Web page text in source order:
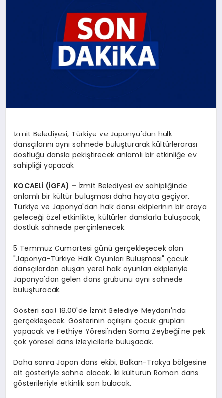
İzmit Belediyesi, Türkiye ve Japonya'dan halk
dansçılarını aynı sahnede buluşturarak kültürlerarası
dostluğu dansla pekiştirecek anlamlı bir etkinliğe ev
sahipliği yapacak
KOCAELİ (İGFA) – İzmit Belediyesi ev sahipliğinde
anlamlı bir kültür buluşması daha hayata geçiyor.
Türkiye ve Japonya'dan halk dansı ekiplerinin bir araya
geleceği özel etkinlikte, kültürler danslarla buluşacak,
dostluk sahnede perçinlenecek.
5 Temmuz Cumartesi günü gerçekleşecek olan
"Japonya-Türkiye Halk Oyunları Buluşması" çocuk
dansçılardan oluşan yerel halk oyunları ekipleriyle
Japonya'dan gelen dans grubunu aynı sahnede
buluşturacak.
Gösteri saat 18.00'de İzmit Belediye Meydanı'nda
gerçekleşecek. Gösterinin açılışını çocuk grupları
yapacak ve Fethiye Yöresi'nden Soma Zeybeği'ne pek
çok yöresel dans izleyicilerle buluşacak.
Daha sonra Japon dans ekibi, Balkan-Trakya bölgesine
ait gösteriyle sahne alacak. İki kültürün Roman dans
gösterileriyle etkinlik son bulacak.